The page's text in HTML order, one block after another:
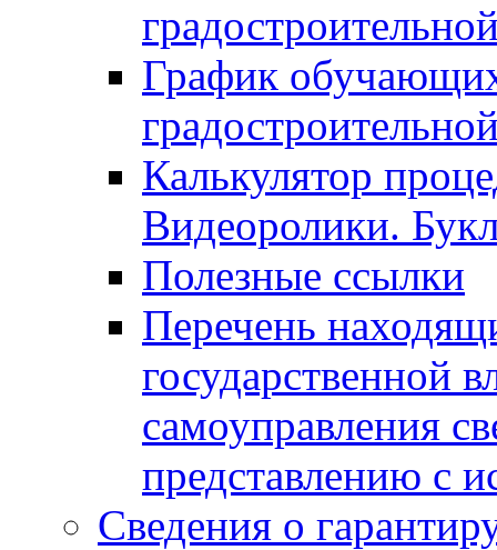
График
Калькулятор
Видеоролики.
Полезные ссылки
Перечень
государственной
самоуправления
представлению с
Сведения о